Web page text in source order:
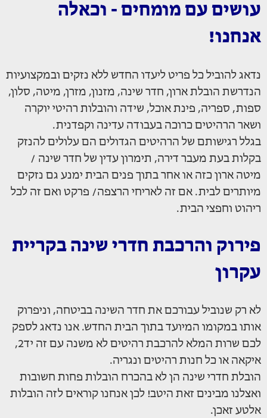
עושים עם מומחים - וכאלה
אנחנו!
נדאג להוביל כל פריט ליעדו החדש ללא נזקים ובמקצועיות
הנדרשת הובלת ארון, חדר שינה, מזנון, מזרן, מיטה, סלון,
ספות, ספריה, פינת אוכל, שידה והובלות רהיטי יוקרה
ושאר הרהיטים כרוכה בעבודה עדינה וקפדנית.
בגלל רגישותם של הרהיטים הגדולים הם עלולים להנזק
בקלות בעת מעבר דירה, תימרון עדין של חדר שינה /
מיטה ארון כזה או אחר בתוך פנים הבית ימנע גם נזקים
מיותרים לבית. אם זה לאריחי הרצפה/ פרקט ואם זה לכל
ריהוט וחפצי הבית.
פירוק והרכבת חדרי שינה בקריית
עקרון
לא רק שנוביל עבורכם את חדר השינה בביטחה, וניפרוק
אותו במקומו המיועד בתוך הבית החדש. אנו נדאג לספק
לכם שרות המלא להרכבת רהיטים לא משנה עם זה יד2,
איקאה או כל חנות רהיטים ונגריה.
הובלת חדרי שינה הן לא בהכרח הובלות פחות חשובות
ואצלנו מבינים זאת היטב! לכן אנחנו קוראים לזה הובלות
אלטע זאכן.